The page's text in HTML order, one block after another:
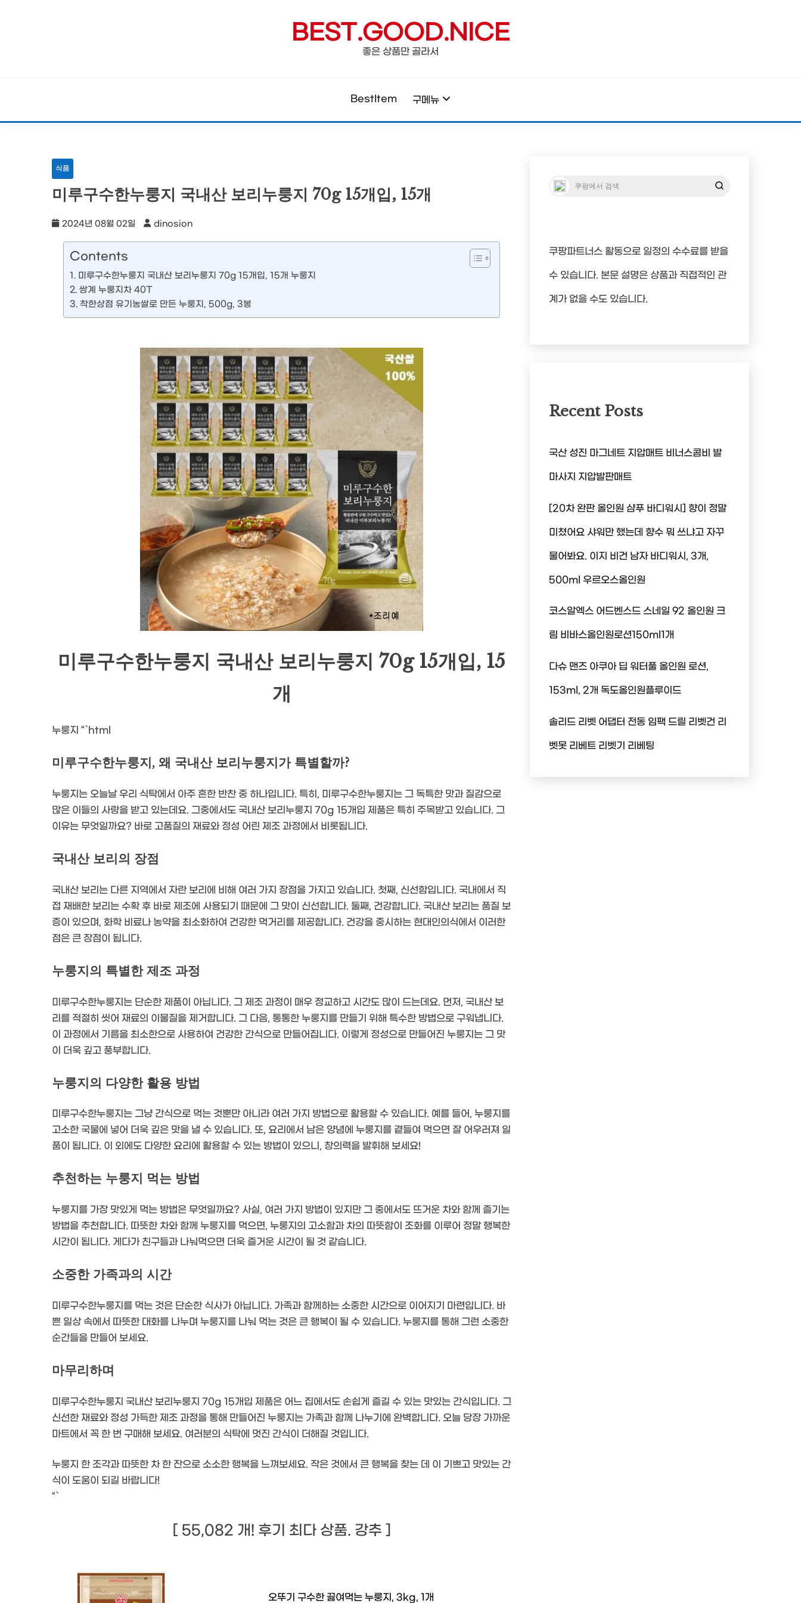
BEST.GOOD.NICE
좋은 상품만 골라서
BestItem 구메뉴
식품
미루구수한누룽지 국내산 보리누룽지 70g 15개입, 15개
2024년 08월 02일 dinosion
Contents
미루구수한누룽지 국내산 보리누룽지 70g 15개입, 15개 누룽지
쌍계 누룽지차 40T
착한상점 유기농쌀로 만든 누룽지, 500g, 3봉
미루구수한누룽지 국내산 보리누룽지 70g 15개입, 15
개
누룽지 “`html
미루구수한누룽지, 왜 국내산 보리누룽지가 특별할까?
누룽지는 오늘날 우리 식탁에서 아주 흔한 반찬 중 하나입니다. 특히, 미루구수한누룽지는 그 독특한 맛과 질감으로
많은 이들의 사랑을 받고 있는데요. 그중에서도 국내산 보리누룽지 70g 15개입 제품은 특히 주목받고 있습니다. 그
이유는 무엇일까요? 바로 고품질의 재료와 정성 어린 제조 과정에서 비롯됩니다.
국내산 보리의 장점
국내산 보리는 다른 지역에서 자란 보리에 비해 여러 가지 장점을 가지고 있습니다. 첫째, 신선함입니다. 국내에서 직
접 재배한 보리는 수확 후 바로 제조에 사용되기 때문에 그 맛이 신선합니다. 둘째, 건강합니다. 국내산 보리는 품질 보
증이 있으며, 화학 비료나 농약을 최소화하여 건강한 먹거리를 제공합니다. 건강을 중시하는 현대인의식에서 이러한
점은 큰 장점이 됩니다.
누룽지의 특별한 제조 과정
미루구수한누룽지는 단순한 제품이 아닙니다. 그 제조 과정이 매우 정교하고 시간도 많이 드는데요. 먼저, 국내산 보
리를 적절히 씻어 재료의 이물질을 제거합니다. 그 다음, 통통한 누룽지를 만들기 위해 특수한 방법으로 구워냅니다.
이 과정에서 기름을 최소한으로 사용하여 건강한 간식으로 만들어집니다. 이렇게 정성으로 만들어진 누룽지는 그 맛
이 더욱 깊고 풍부합니다.
누룽지의 다양한 활용 방법
미루구수한누룽지는 그냥 간식으로 먹는 것뿐만 아니라 여러 가지 방법으로 활용할 수 있습니다. 예를 들어, 누룽지를
고소한 국물에 넣어 더욱 깊은 맛을 낼 수 있습니다. 또, 요리에서 남은 양념에 누룽지를 곁들여 먹으면 잘 어우러져 일
품이 됩니다. 이 외에도 다양한 요리에 활용할 수 있는 방법이 있으니, 창의력을 발휘해 보세요!
추천하는 누룽지 먹는 방법
누룽지를 가장 맛있게 먹는 방법은 무엇일까요? 사실, 여러 가지 방법이 있지만 그 중에서도 뜨거운 차와 함께 즐기는
방법을 추천합니다. 따뜻한 차와 함께 누룽지를 먹으면, 누룽지의 고소함과 차의 따뜻함이 조화를 이루어 정말 행복한
시간이 됩니다. 게다가 친구들과 나눠먹으면 더욱 즐거운 시간이 될 것 같습니다.
소중한 가족과의 시간
미루구수한누룽지를 먹는 것은 단순한 식사가 아닙니다. 가족과 함께하는 소중한 시간으로 이어지기 마련입니다. 바
쁜 일상 속에서 따뜻한 대화를 나누며 누룽지를 나눠 먹는 것은 큰 행복이 될 수 있습니다. 누룽지를 통해 그런 소중한
순간들을 만들어 보세요.
마무리하며
미루구수한누룽지 국내산 보리누룽지 70g 15개입 제품은 어느 집에서도 손쉽게 즐길 수 있는 맛있는 간식입니다. 그
신선한 재료와 정성 가득한 제조 과정을 통해 만들어진 누룽지는 가족과 함께 나누기에 완벽합니다. 오늘 당장 가까운
마트에서 꼭 한 번 구매해 보세요. 여러분의 식탁에 멋진 간식이 더해질 것입니다.
누룽지 한 조각과 따뜻한 차 한 잔으로 소소한 행복을 느껴보세요. 작은 것에서 큰 행복을 찾는 데 이 기쁘고 맛있는 간
식이 도움이 되길 바랍니다!
“`
[ 55,082 개! 후기 최다 상품. 강추 ]
오뚜기 구수한 끓여먹는 누룽지, 3kg, 1개
쿠팡파트너스 활동으로 일정의 수수료를 받을
수 있습니다. 본문 설명은 상품과 직접적인 관
계가 없을 수도 있습니다.
Recent Posts
국산 성진 마그네트 지압매트 비너스콤비 발
마사지 지압발판매트
[20차 완판 올인원 샴푸 바디워시] 향이 정말
미쳤어요 샤워만 했는데 향수 뭐 쓰냐고 자꾸
물어봐요. 이지 비건 남자 바디워시, 3개,
500ml 우르오스올인원
코스알엑스 어드벤스드 스네일 92 올인원 크
림 비바스올인원로션150ml1개
다슈 맨즈 아쿠아 딥 워터풀 올인원 로션,
153ml, 2개 독도올인원플루이드
솔리드 리벳 어댑터 전동 임팩 드릴 리벳건 리
벳못 리베트 리벳기 리베팅